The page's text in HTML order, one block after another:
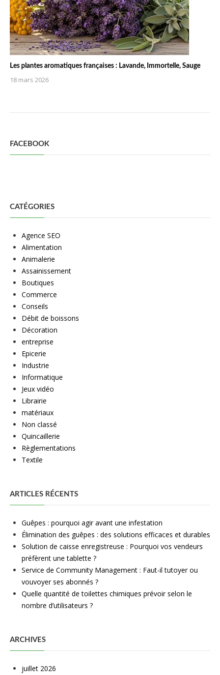
Les plantes aromatiques françaises : Lavande, Immortelle, Sauge
18 mars 2026
FACEBOOK
CATÉGORIES
Agence SEO
Alimentation
Animalerie
Assainissement
Boutiques
Commerce
Conseils
Débit de boissons
Décoration
entreprise
Epicerie
Industrie
Informatique
Jeux vidéo
Librairie
matériaux
Non classé
Quincaillerie
Règlementations
Textile
ARTICLES RÉCENTS
Guêpes : pourquoi agir avant une infestation
Élimination des guêpes : des solutions efficaces et durables
Solution de caisse enregistreuse : Pourquoi vos vendeurs
préfèrent une tablette ?
Service de Community Management : Faut-il tutoyer ou
vouvoyer ses abonnés ?
Quelle quantité de toilettes chimiques prévoir selon le
nombre d’utilisateurs ?
ARCHIVES
juillet 2026